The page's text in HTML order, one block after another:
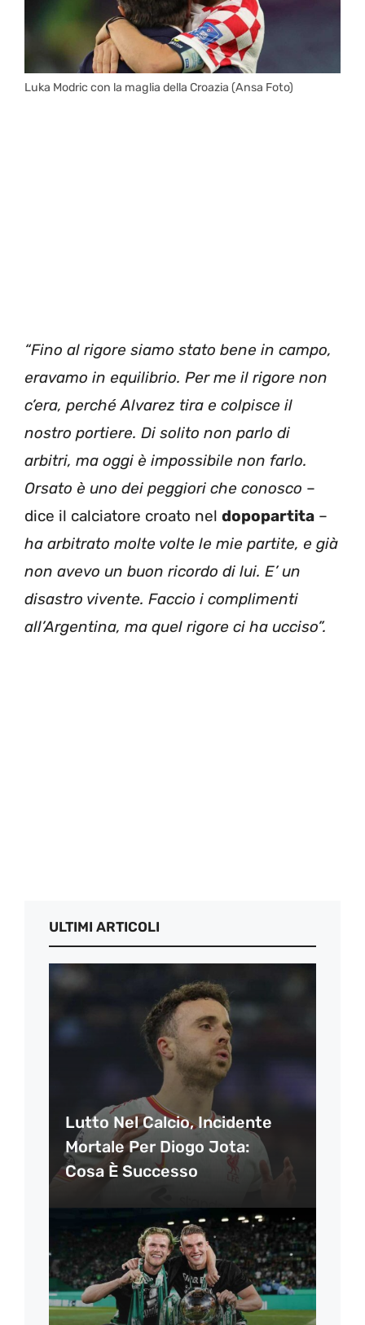
Luka Modric con la maglia della Croazia (Ansa Foto)
“Fino al rigore siamo stato bene in campo,
eravamo in equilibrio. Per me il rigore non
c’era, perché Alvarez tira e colpisce il
nostro portiere. Di solito non parlo di
arbitri, ma oggi è impossibile non farlo.
Orsato è uno dei peggiori che conosco –
dice il calciatore croato nel dopopartita –
ha arbitrato molte volte le mie partite, e già
non avevo un buon ricordo di lui. E’ un
disastro vivente. Faccio i complimenti
all’Argentina, ma quel rigore ci ha ucciso”.
ULTIMI ARTICOLI
Lutto Nel Calcio, Incidente
Mortale Per Diogo Jota:
Cosa È Successo